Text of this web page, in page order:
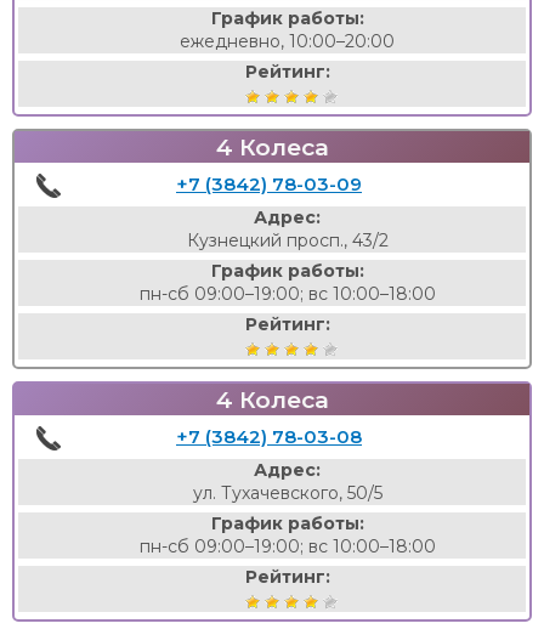
График работы:
ежедневно, 10:00–20:00
Рейтинг:
4 Колеса
+7 (3842) 78-03-09
Адрес:
Кузнецкий просп., 43/2
График работы:
пн-сб 09:00–19:00; вс 10:00–18:00
Рейтинг:
4 Колеса
+7 (3842) 78-03-08
Адрес:
ул. Тухачевского, 50/5
График работы:
пн-сб 09:00–19:00; вс 10:00–18:00
Рейтинг: